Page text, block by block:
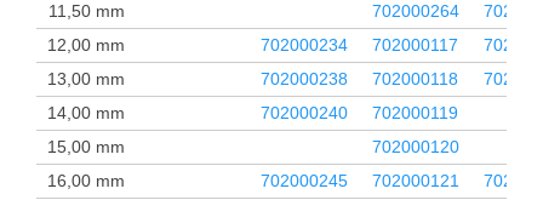
11,50 mm
702000264
12,00 mm
702000234 702000117
13,00 mm
702000238 702000118
14,00 mm
702000240
702000119
15,00 mm
702000120
16,00 mm
702000245 702000121